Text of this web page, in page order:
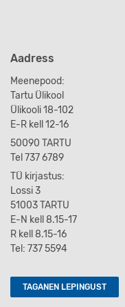
Aadress
Meenepood:
Tartu Ülikool
Ülikooli 18-102
E-R kell 12-16
50090 TARTU
Tel 737 6789
TÜ kirjastus:
Lossi 3
51003 TARTU
E-N kell 8.15-17
R kell 8.15-16
Tel: 737 5594
TAGANEN LEPINGUST